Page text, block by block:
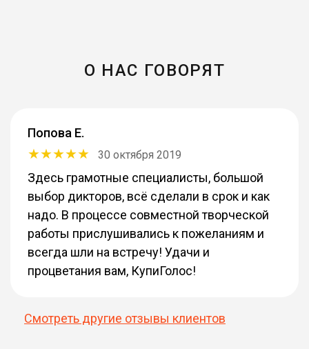
О НАС ГОВОРЯТ
Попова Е.
30 октября 2019
Здесь грамотные специалисты, большой
выбор дикторов, всё сделали в срок и как
надо. В процессе совместной творческой
работы прислушивались к пожеланиям и
всегда шли на встречу! Удачи и
процветания вам, КупиГолос!
Смотреть другие отзывы клиентов